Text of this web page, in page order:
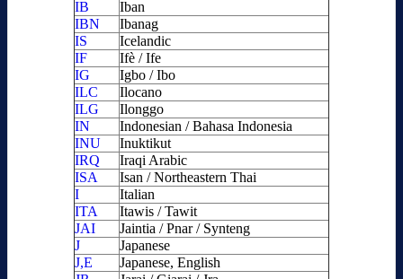
IB
Iban
IBN
Ibanag
IS
Icelandic
IF
Ifè / Ife
IG
Igbo / Ibo
ILC
Ilocano
ILG
Ilonggo
IN
Indonesian / Bahasa Indonesia
INU
Inuktikut
IRQ
Iraqi Arabic
ISA
Isan / Northeastern Thai
I
Italian
ITA
Itawis / Tawit
JAI
Jaintia / Pnar / Synteng
J
Japanese
J,E
Japanese, English